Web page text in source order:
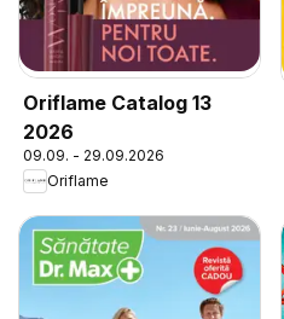
Oriflame Catalog 13
2026
09.09. - 29.09.2026
Oriflame